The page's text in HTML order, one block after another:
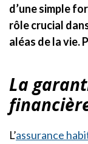
d’une simple
rôle crucial
aléas de la vie.
La
L’assurance